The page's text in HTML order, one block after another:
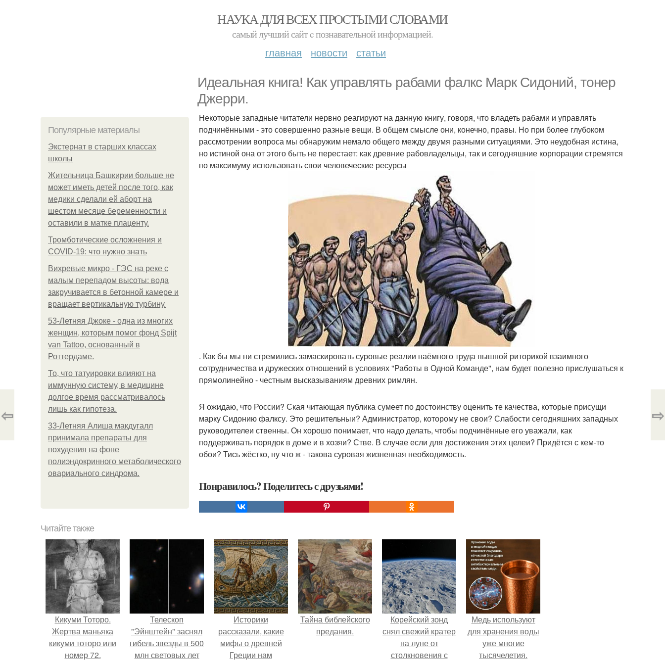
НАУКА ДЛЯ ВСЕХ ПРОСТЫМИ СЛОВАМИ
самый лучший сайт c познавательной информацией.
главная новости статьи
Идеальная книга! Как управлять рабами фалкс Марк Сидоний, тонер
Джерри.
Популярные материалы
Экстернат в старших классах
школы
Жительница Башкирии больше не
может иметь детей после того, как
медики сделали ей аборт на
шестом месяце беременности и
оставили в матке плаценту.
Тромботические осложнения и
COVID-19: что нужно знать
Вихревые микро - ГЭС на реке с
малым перепадом высоты: вода
закручивается в бетонной камере и
вращает вертикальную турбину.
53-Летняя Джоке - одна из многих
женщин, которым помог фонд Spijt
van Tattoo, основанный в
Роттердаме.
То, что татуировки влияют на
иммунную систему, в медицине
долгое время рассматривалось
лишь как гипотеза.
33-Летняя Алиша макдугалл
принимала препараты для
похудения на фоне
полиэндокринного метаболического
овариального синдрома.
Некоторые западные читатели нервно реагируют на данную книгу, говоря, что владеть рабами и управлять
подчинёнными - это совершенно разные вещи. В общем смысле они, конечно, правы. Но при более глубоком
рассмотрении вопроса мы обнаружим немало общего между двумя разными ситуациями. Это неудобная истина,
но истиной она от этого быть не перестает: как древние рабовладельцы, так и сегодняшние корпорации стремятся
по максимуму использовать свои человеческие ресурсы
. Как бы мы ни стремились замаскировать суровые реалии наёмного труда пышной риторикой взаимного
сотрудничества и дружеских отношений в условиях "Работы в Одной Команде", нам будет полезно прислушаться к
прямолинейно - честным высказываниям древних римлян.
Я ожидаю, что России? Ская читающая публика сумеет по достоинству оценить те качества, которые присущи
марку Сидонию фалксу. Это решительныи? Администратор, которому не свои? Слабости сегодняшних западных
руководителеи ственны. Он хорошо понимает, что надо делать, чтобы подчинённые его уважали, как
поддерживать порядок в доме и в хозяи? Стве. В случае если для достижения этих целеи? Придётся с кем-то
обои? Тись жёстко, ну что ж - такова суровая жизненная необходимость.
Понравилось? Поделитесь с друзьями!
⇦ ⇨
Читайте также
Кикуми Тоторо.
Жертва маньяка
кикуми тоторо или
номер 72.
Телескоп
"Эйнштейн" заснял
гибель звезды в 500
млн световых лет
Историки
рассказали, какие
мифы о древней
Греции нам
Тайна библейского
предания.
Корейский зонд
снял свежий кратер
на луне от
столкновения с
Медь используют
для хранения воды
уже многие
тысячелетия.